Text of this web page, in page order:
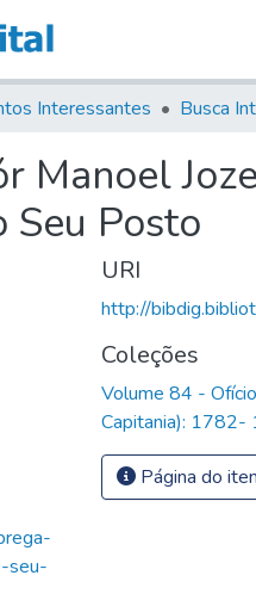
Interessantes Busca
Manoel
Seu Posto
seu-
URI
http://
Coleções
Volume 84 -
Capitania): 1782-
Página do